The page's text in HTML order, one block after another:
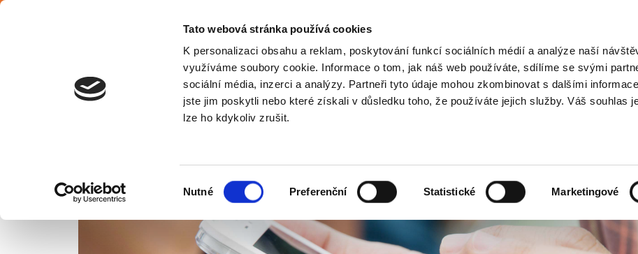
Tato webová stránka používá cookies
K personalizaci obsahu a reklam, poskytování funkcí sociálních médií a analýze naší
využíváme soubory cookie. Informace o tom, jak náš web používáte, sdílíme se svými
sociální média, inzerci a analýzy. Partneři tyto údaje mohou zkombinovat s dalšími
jste jim poskytli nebo které získali v důsledku toho, že používáte jejich služby. Váš souhlas
lze ho kdykoliv zrušit.
souhlasu
Nutné Preferenční Statistické Marketingové
Czech Republic O nás Naše služby
Úvodní stránka Kontakty na naše pobočky a NONSTOP callcentrum